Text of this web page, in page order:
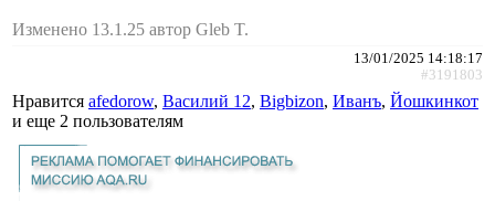
Изменено 13.1.25 автор Gleb T.
13/01/2025 14:18:17
#3191803
Нравится afedorow, Василий 12, Bigbizon, Иванъ, Йошкинкот
и еще 2 пользователям